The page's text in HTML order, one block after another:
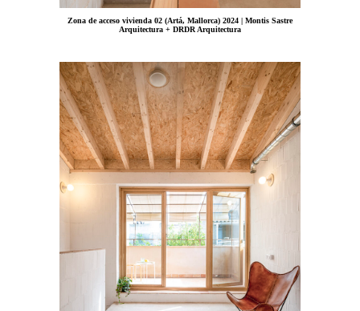
Zona de acceso vivienda 02 (Artá, Mallorca) 2024 | Montis Sastre
Arquitectura + DRDR Arquitectura